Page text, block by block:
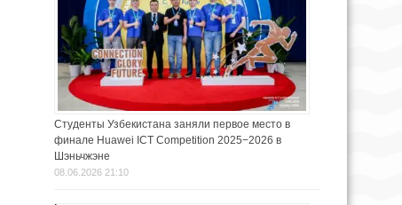
Студенты Узбекистана заняли первое место в
финале Huawei ICT Competition 2025−2026 в
Шэньчжэне
08.06.2026 21:10